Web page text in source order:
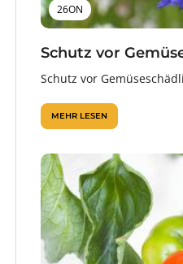
26ON
Schutz vor
Schutz vor
MEHR LESEN